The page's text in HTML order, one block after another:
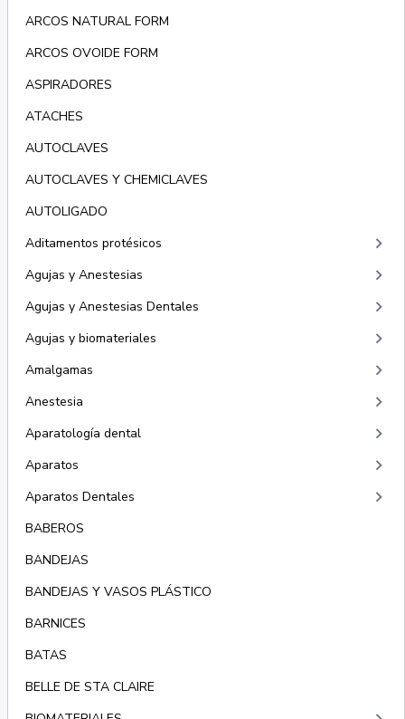
ARCOS NATURAL FORM
ARCOS OVOIDE FORM
ASPIRADORES
ATACHES
AUTOCLAVES
AUTOCLAVES Y CHEMICLAVES
AUTOLIGADO
Aditamentos protésicos
keyboard_arrow_right
Agujas y Anestesias keyboard_arrow_right
Agujas y Anestesias Dentales keyboard_arrow_right
Agujas y biomateriales keyboard_arrow_right
Amalgamas keyboard_arrow_right
Anestesia keyboard_arrow_right
Aparatología dental keyboard_arrow_right
Aparatos keyboard_arrow_right
Aparatos Dentales keyboard_arrow_right
BABEROS
BANDEJAS
BANDEJAS Y VASOS PLÁSTICO
BARNICES
BATAS
BELLE DE STA CLAIRE